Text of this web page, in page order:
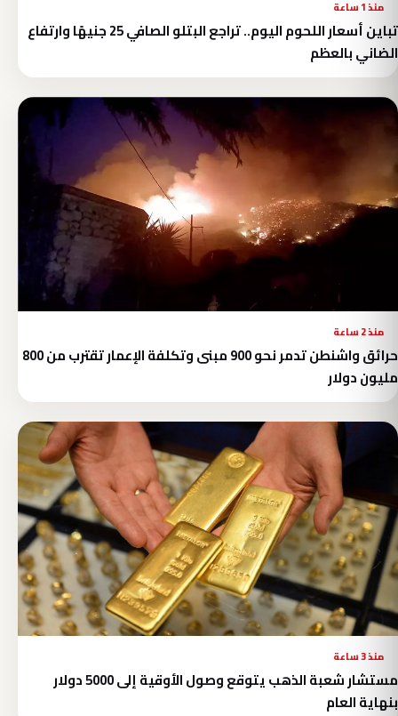
منذ 1 ساعة
تباين أسعار اللحوم اليوم.. تراجع البتلو الصافي 25 جنيهًا وارتفاع
الضاني بالعظم
منذ 2 ساعة
حرائق واشنطن تدمر نحو 900 مبنى وتكلفة الإعمار تقترب من 800
مليون دولار
منذ 3 ساعة
مستشار شعبة الذهب يتوقع وصول الأوقية إلى 5000 دولار
بنهاية العام